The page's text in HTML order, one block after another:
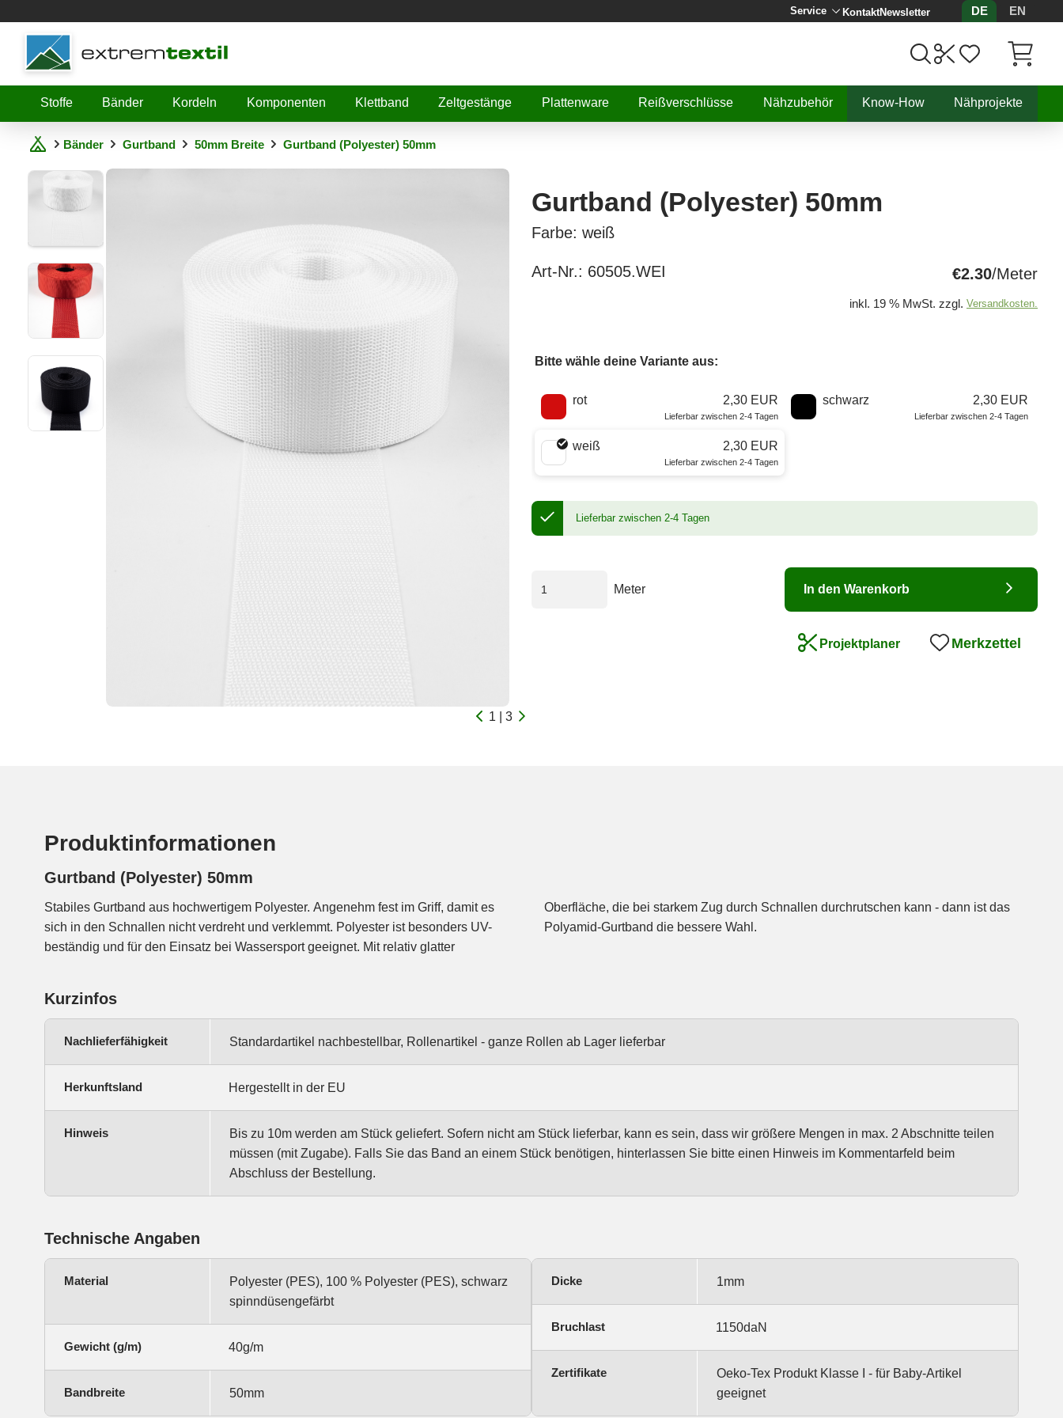
Service KontaktNewsletter DE
EN
Shopware
Stoffe
Bänder Kordeln Komponenten Klettband Zeltgestänge Plattenware Reißverschlüsse Nähzubehör Know-How Nähprojekte
Bänder Gurtband 50mm Breite Gurtband (Polyester) 50mm
1 | 3
Gurtband (Polyester) 50mm
Farbe: weiß
Art-Nr.: 60505.WEI €2.30/Meter
inkl. 19 % MwSt. zzgl. Versandkosten.
Bitte wähle deine Variante aus:
Wähle eine Farbe
rot 2,30 EUR
Lieferbar zwischen 2-4 Tagen
schwarz 2,30 EUR
Lieferbar zwischen 2-4 Tagen
weiß 2,30 EUR
Lieferbar zwischen 2-4 Tagen
Lieferbar zwischen 2-4 Tagen
Meter In den Warenkorb
Projektplaner Merkzettel
Produktinformationen
Gurtband (Polyester) 50mm
Stabiles Gurtband aus hochwertigem Polyester. Angenehm fest im Griff, damit es
sich in den Schnallen nicht verdreht und verklemmt. Polyester ist besonders UV-
beständig und für den Einsatz bei Wassersport geeignet. Mit relativ glatter
Oberfläche, die bei starkem Zug durch Schnallen durchrutschen kann - dann ist das
Polyamid-Gurtband die bessere Wahl.
Kurzinfos
Nachlieferfähigkeit Standardartikel nachbestellbar, Rollenartikel - ganze Rollen ab Lager lieferbar
Herkunftsland Hergestellt in der EU
Hinweis
Bis zu 10m werden am Stück geliefert. Sofern nicht am Stück lieferbar, kann es sein, dass wir größere Mengen in max. 2 Abschnitte teilen
müssen (mit Zugabe). Falls Sie das Band an einem Stück benötigen, hinterlassen Sie bitte einen Hinweis im Kommentarfeld beim
Abschluss der Bestellung.
Technische Angaben
Material
Polyester (PES), 100 % Polyester (PES), schwarz
spinndüsengefärbt
Gewicht (g/m) 40g/m
Bandbreite 50mm
Dicke 1mm
Bruchlast 1150daN
Zertifikate
Oeko-Tex Produkt Klasse I - für Baby-Artikel
geeignet